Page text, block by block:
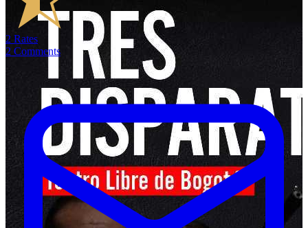
2 Rates
2 Comments